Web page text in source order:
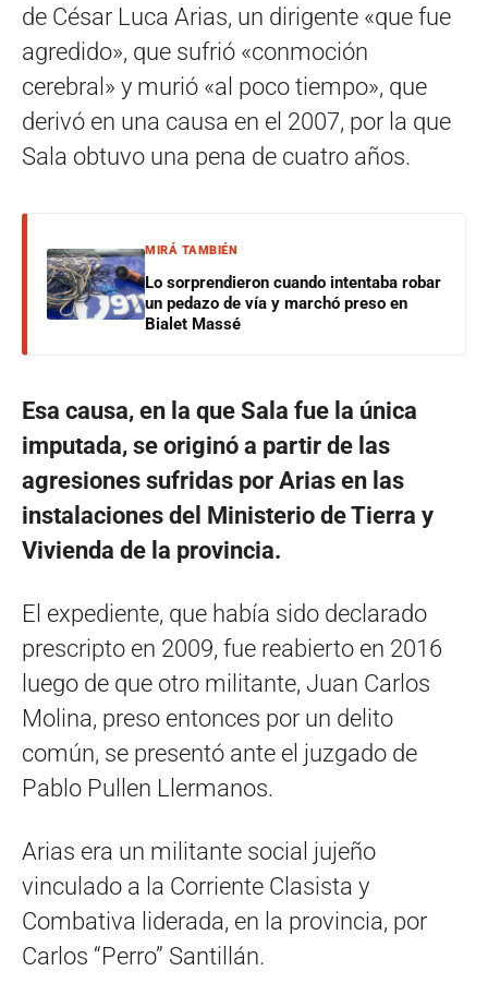
de César Luca Arias, un dirigente «que fue
agredido», que sufrió «conmoción
cerebral» y murió «al poco tiempo», que
derivó en una causa en el 2007, por la que
Sala obtuvo una pena de cuatro años.
MIRÁ TAMBIÉN
Lo sorprendieron cuando intentaba robar
un pedazo de vía y marchó preso en
Bialet Massé
Esa causa, en la que Sala fue la única
imputada, se originó a partir de las
agresiones sufridas por Arias en las
instalaciones del Ministerio de Tierra y
Vivienda de la provincia.
El expediente, que había sido declarado
prescripto en 2009, fue reabierto en 2016
luego de que otro militante, Juan Carlos
Molina, preso entonces por un delito
común, se presentó ante el juzgado de
Pablo Pullen Llermanos.
Arias era un militante social jujeño
vinculado a la Corriente Clasista y
Combativa liderada, en la provincia, por
Carlos “Perro” Santillán.